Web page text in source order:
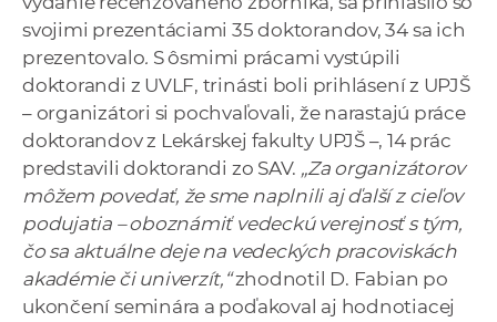
svojimi prezentáciami 35 doktorandov, 34 sa ich
prezentovalo. S ôsmimi prácami vystúpili
doktorandi z UVLF, trinásti boli prihlásení z UPJŠ
– organizátori si pochvaľovali, že narastajú práce
doktorandov z Lekárskej fakulty UPJŠ –, 14 prác
predstavili doktorandi zo SAV. „Za organizátorov
môžem povedať, že sme naplnili aj ďalší z cieľov
podujatia – oboznámiť vedeckú verejnosť s tým,
čo sa aktuálne deje na vedeckých pracoviskách
akadémie či univerzít,“zhodnotil D. Fabian po
ukončení seminára a poďakoval aj hodnotiacej